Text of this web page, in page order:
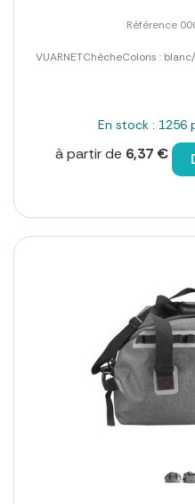
Référence
VUARNETChècheColoris :
En stock : 1256
à partir de 6,37 €